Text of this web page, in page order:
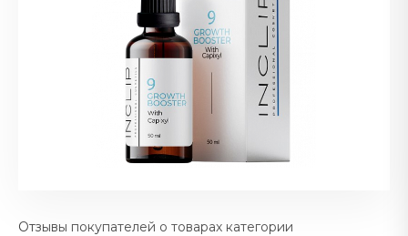
Отзывы покупателей о товарах категории